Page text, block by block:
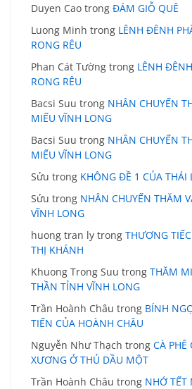
Duyen Cao trong ĐÁM GIỖ QUÊ
Luong Minh trong LÊNH ĐÊNH
RONG RÊU
Phan Cát Tường trong LÊNH
RONG RÊU
Bacsi Suu trong NHÂN CHUYẾN
MIẾU VĨNH LONG
Bacsi Suu trong NHÂN CHUYẾN
MIẾU VĨNH LONG
Sửu trong KHÔNG ĐỀ 1 CỦA THÁI
Sửu trong NHÂN CHUYẾN THĂM
VĨNH LONG
huong tran ly trong THƯƠNG
THỊ KHÁNH
Khuong Trong Suu trong THĂM
THẦN TỈNH VĨNH LONG
Trần Hoành Châu trong BÍNH
TIẾN CỦA HOÀNH CHÂU
Nguyễn Như Thạch trong CÀ PHÊ
XƯƠNG Ở THỦ DẦU MỘT
Trần Hoành Châu trong NHỚ TẾT